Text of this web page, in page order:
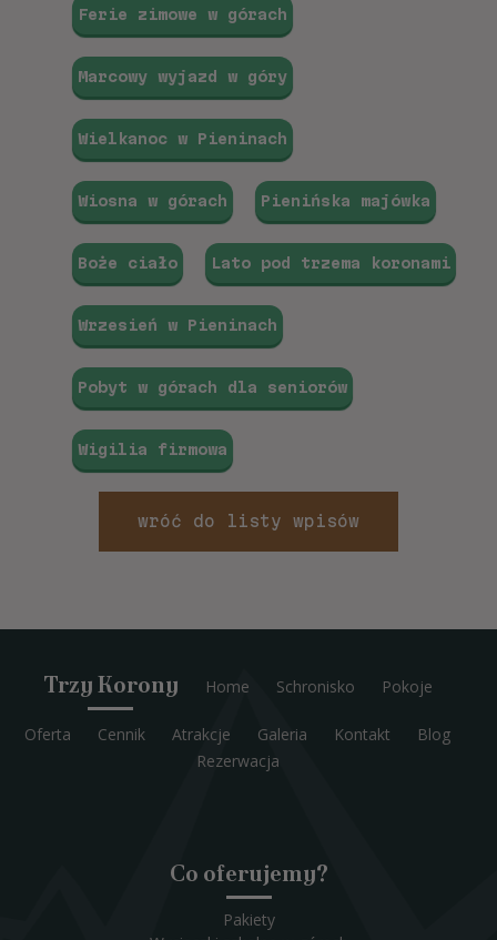
Ferie zimowe w górach
Marcowy wyjazd w góry
Wielkanoc w Pieninach
Wiosna w górach Pienińska majówka
Boże ciało Lato pod trzema koronami
Wrzesień w Pieninach
Pobyt w górach dla seniorów
Wigilia firmowa
wróć do listy wpisów
Trzy Korony Home Schronisko Pokoje
Oferta Cennik Atrakcje Galeria Kontakt
Blog
Rezerwacja
Co oferujemy?
Pakiety